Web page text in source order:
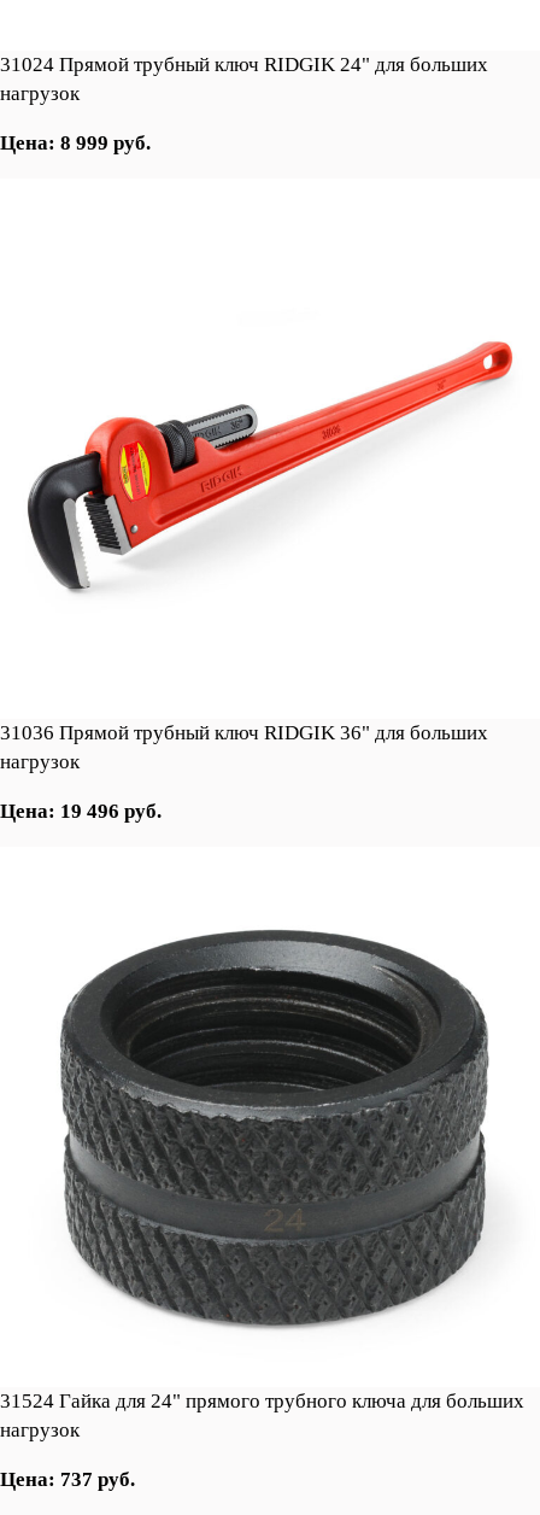
31024 Прямой трубный ключ RIDGIK 24" для больших
нагрузок
Цена: 8 999 руб.
31036 Прямой трубный ключ RIDGIK 36" для больших
нагрузок
Цена: 19 496 руб.
31524 Гайка для 24" прямого трубного ключа для больших
нагрузок
Цена: 737 руб.